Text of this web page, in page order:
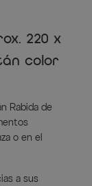
220 x
color
Rabida de
o en el
a sus